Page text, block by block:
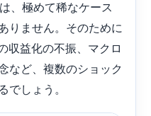
、極めて稀なケース
りません。そのために
収益化の不振、マクロ
など、複数のショック
でしょう。